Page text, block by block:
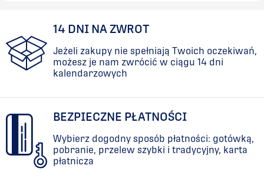
14 DNI NA ZWROT
Jeżeli zakupy nie spełniają Twoich oczekiwań,
możesz je nam zwrócić w ciągu 14 dni
kalendarzowych
BEZPIECZNE PŁATNOŚCI
Wybierz dogodny sposób płatności: gotówką,
pobranie, przelew szybki i tradycyjny, karta
płatnicza